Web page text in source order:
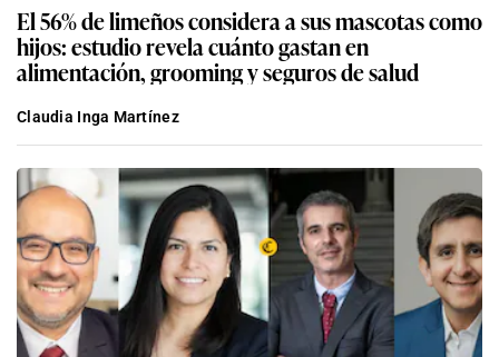
El 56% de limeños considera a sus mascotas como
hijos: estudio revela cuánto gastan en
alimentación, grooming y seguros de salud
Claudia Inga Martínez